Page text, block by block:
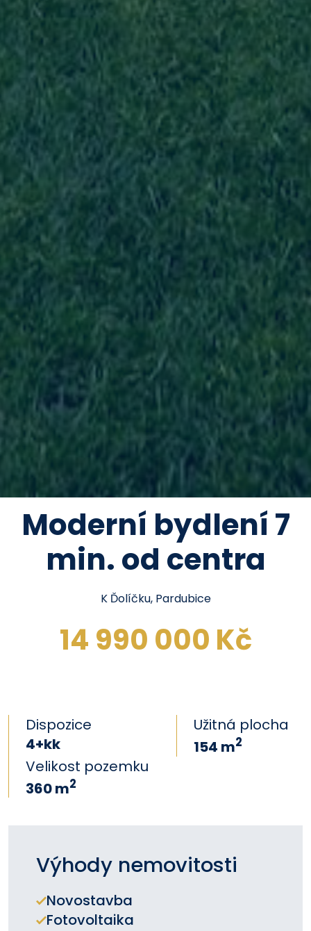
Moderní bydlení 7
min. od centra
K Ďolíčku, Pardubice
14 990 000 Kč
Dispozice
4+kk
Užitná plocha
154 m2
Velikost pozemku
360 m2
Výhody nemovitosti
Novostavba
Fotovoltaika